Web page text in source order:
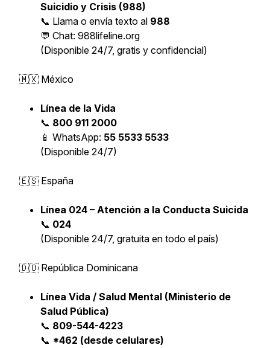
Suicidio y Crisis (988)
📞 Llama o envía texto al 988
💬 Chat: 988lifeline.org
(Disponible 24/7, gratis y confidencial)
🇲🇽 México
Línea de la Vida
📞 800 911 2000
📱 WhatsApp: 55 5533 5533
(Disponible 24/7)
🇪🇸 España
Línea 024 – Atención a la Conducta Suicida
📞 024
(Disponible 24/7, gratuita en todo el país)
🇩🇴 República Dominicana
Línea Vida / Salud Mental (Ministerio de
Salud Pública)
📞 809-544-4223
📞 *462 (desde celulares)